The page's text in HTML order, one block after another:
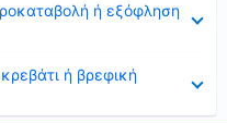
ή εξόφληση
ή βρεφική